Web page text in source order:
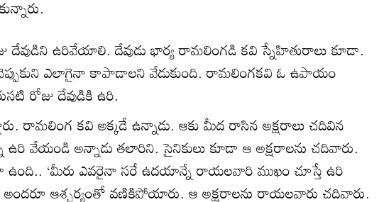
దేవుడిని ఉరివేయాలి. దేవుడు భార్య రామలింగడి కవి స్నేహితురాలు కూడా.
ఎలాగైనా కాపాడాలని వేడుకుంది. రామలింగకవి ఓ ఉపాయం
రోజు దేవుడికి ఉరి.
రామలింగ కవి అక్కడే ఉన్నాడు. ఆకు మీద రాసిన అక్షరాలు చదివిన
ఉరి వేయండి అన్నాడు తలారిని. సైనికులు కూడా ఆ అక్షరాలను చదివారు.
ఉంది.. ‘మీరు ఎవరైనా సరే ఉదయాన్నే రాయలవారి ముఖం చూస్తే ఉరి
అందరూ ఆశ్చర్యంతో వణికిపోయారు. ఆ అక్షరాలను రాయలవారు చదివారు.